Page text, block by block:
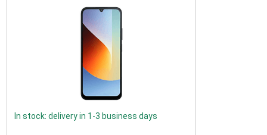
In stock: delivery in 1-3 business days